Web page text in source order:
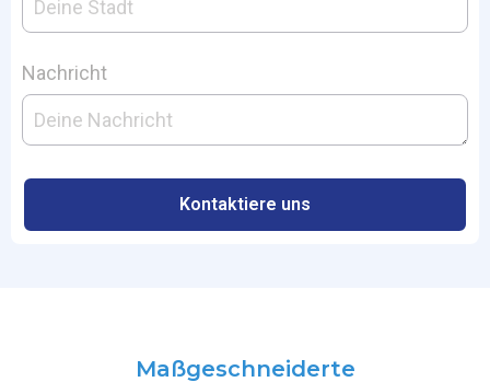
Nachricht
Kontaktiere uns
Maßgeschneiderte